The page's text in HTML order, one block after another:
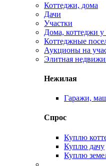
Коттеджи, дома
Дачи
Участки
Дома, коттеджи у
Коттеджные
Аукционы на
Элитная
Нежилая
Гаражи,
Спрос
Куплю
Куплю дачу
Куплю